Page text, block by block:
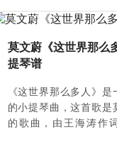
来演奏的。这首曲子不
电影、电视剧编写的音
很多电视剧都借用了
歌》作为电视电影的
《神秘园之歌》这首大
着森林的潮湿的气味，
美的伤感让人感觉仿佛
莫文蔚《这世界那么
提琴谱
《这世界那么多人》是
的小提琴曲，这首歌是
的歌曲，由王海涛作